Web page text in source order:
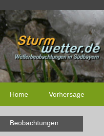
Home Vorhersage
Beobachtungen